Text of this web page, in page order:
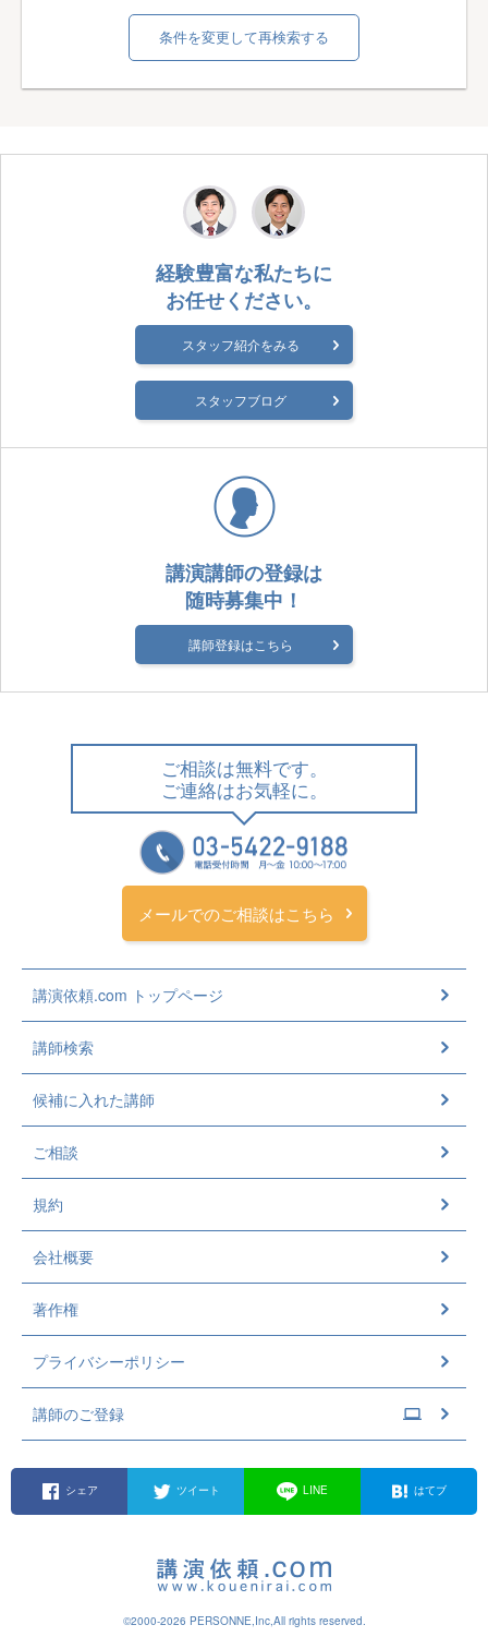
条件を変更して再検索する
経験豊富な私たちに
お任せください。
スタッフ紹介をみる
スタッフブログ
講演講師の登録は
随時募集中！
講師登録はこちら
ご相談は無料です。
ご連絡はお気軽に。
メールでのご相談はこちら
講演依頼.com トップページ
講師検索
候補に入れた講師
ご相談
規約
会社概要
著作権
プライバシーポリシー
講師のご登録
シェア ツイート LINE はてブ
©2000-2026 PERSONNE,Inc,All rights reserved.